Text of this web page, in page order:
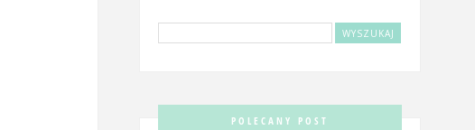
POLECANY POST